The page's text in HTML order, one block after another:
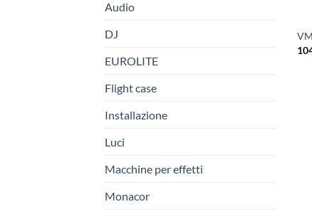
Audio
DJ
EUROLITE
Flight case
Installazione
Luci
Macchine per effetti
Monacor